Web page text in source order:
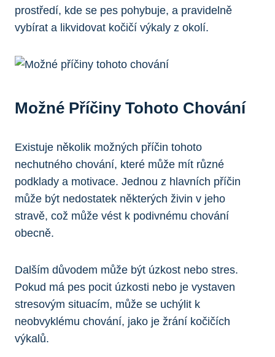
prostředí, kde se pes pohybuje, a pravidelně
vybírat a likvidovat kočičí výkaly z okolí.
Možné Příčiny Tohoto Chování
Existuje několik možných příčin tohoto
nechutného chování, které může mít různé
podklady a motivace. Jednou z hlavních příčin
může být nedostatek některých živin v jeho
stravě, což může vést k podivnému chování
obecně.
Dalším důvodem může být úzkost nebo stres.
Pokud má pes pocit úzkosti nebo je vystaven
stresovým situacím, může se uchýlit k
neobvyklému chování, jako je žrání kočičích
výkalů.